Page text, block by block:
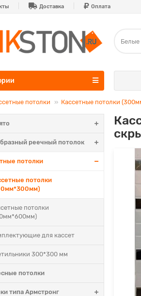
Доставка Оплата
потолки Кассетные потолки
реечный потолок
потолки
потолки
потолки
для кассет
300*300 мм
потолки
типа Армстронг